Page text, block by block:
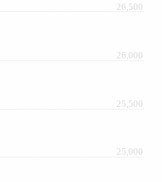
25,000
25,500
26,000
26,500